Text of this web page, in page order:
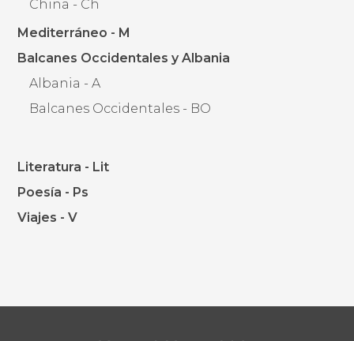
China - Ch
Mediterráneo - M
Balcanes Occidentales y Albania
Albania - A
Balcanes Occidentales - BO
Literatura - Lit
Poesía - Ps
Viajes - V